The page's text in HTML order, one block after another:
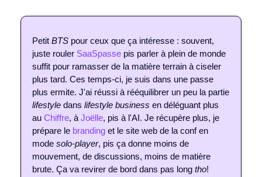
Petit BTS pour ceux que ça intéresse : souvent,
juste rouler SaaSpasse pis parler à plein de monde
suffit pour ramasser de la matière terrain à ciseler
plus tard. Ces temps-ci, je suis dans une passe
plus ermite. J'ai réussi à rééquilibrer un peu la partie
lifestyle dans lifestyle business en déléguant plus
au Chiffre, à Joëlle, pis à l'AI. Je récupère plus, je
prépare le branding et le site web de la conf en
mode solo-player, pis ça donne moins de
mouvement, de discussions, moins de matière
brute. Ça va revirer de bord dans pas long tho!